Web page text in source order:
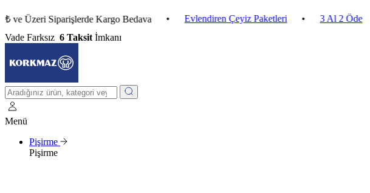
Siparişlerde Kargo Bedava • Evlendiren Çeyiz Paketleri • 3 Al 2 Öde •
Vade Farksız 6 Taksit İmkanı
Menü
Pişirme
Pişirme